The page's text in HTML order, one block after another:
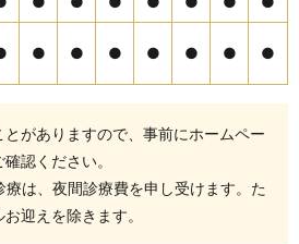
● ● ● ● ● ● ●
がありますので、事前にホームペー
認ください。
は、夜間診療費を申し受けます。た
迎えを除きます。